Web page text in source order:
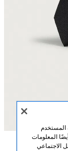
المستخدم
المعلومات
الاجتماعي